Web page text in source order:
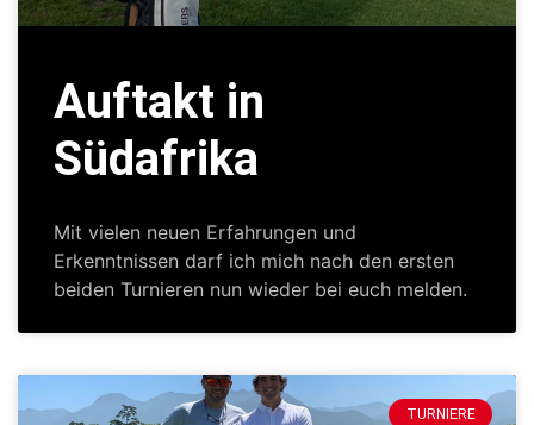
Auftakt in
Südafrika
Mit vielen neuen Erfahrungen und
Erkenntnissen darf ich mich nach den ersten
beiden Turnieren nun wieder bei euch melden.
TURNIERE